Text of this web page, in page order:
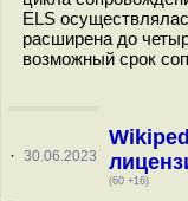
ELS
расширена до
возможный срок
· 30.06.2023
(60 +16)